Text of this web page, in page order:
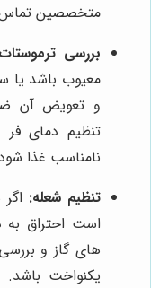
متخصصین تماس
بررسی
معیوب باشد یا
و تعویض آن
تنظیم دمای
نامناسب غذا
تنظیم شعله:
است احتراق به
های گاز و
یکنواخت باشد.